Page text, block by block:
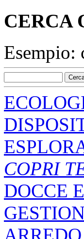
CERCA
Esempio:
COPRI
DOCCE